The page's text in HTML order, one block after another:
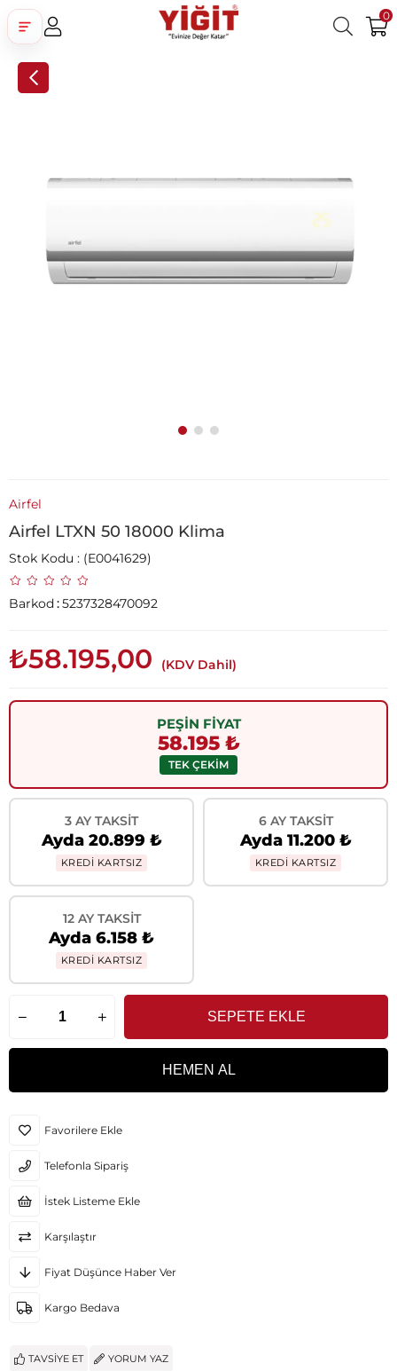
0
Airfel
Airfel LTXN 50 18000 Klima
Stok Kodu (E0041629)
Barkod:5237328470092
₺58.195,00 (KDV Dahil)
PEŞİN FİYAT
58.195 ₺
TEK ÇEKİM
3 AY TAKSIT
Ayda 20.899 ₺
KREDİ KARTSIZ
6 AY TAKSIT
Ayda 11.200 ₺
KREDİ KARTSIZ
12 AY TAKSIT
Ayda 6.158 ₺
KREDİ KARTSIZ
Favorilere Ekle
Telefonla Sipariş
İstek Listeme Ekle
Karşılaştır
Fiyat Düşünce Haber Ver
Kargo Bedava
TAVSIYE ET YORUM YAZ